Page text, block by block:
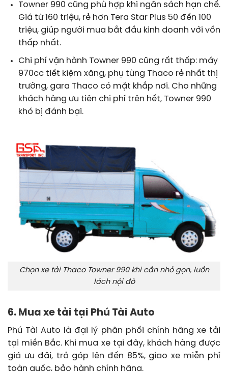
Towner 990 cũng phù hợp khi ngân sách hạn chế.
Giá từ 160 triệu, rẻ hơn Tera Star Plus 50 đến 100
triệu, giúp người mua bắt đầu kinh doanh với vốn
thấp nhất.
Chi phí vận hành Towner 990 cũng rất thấp: máy
970cc tiết kiệm xăng, phụ tùng Thaco rẻ nhất thị
trường, gara Thaco có mặt khắp nơi. Cho những
khách hàng ưu tiên chi phí trên hết, Towner 990
khó bị đánh bại.
Chọn xe tải Thaco Towner 990 khi cần nhỏ gọn, luồn
lách nội đô
6. Mua xe tải tại Phú Tài Auto
Phú Tài Auto là đại lý phân phối chính hãng xe tải
tại miền Bắc. Khi mua xe tại đây, khách hàng được
giá ưu đãi, trả góp lên đến 85%, giao xe miễn phí
toàn quốc, bảo hành chính hãng.